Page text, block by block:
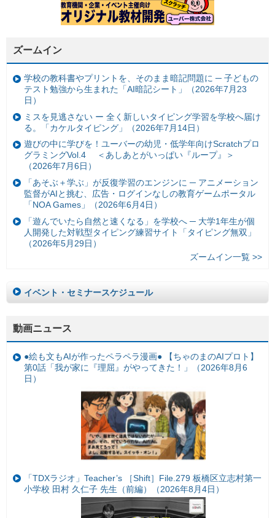
ズームイン
学校の教科書やプリントを、そのまま暗記問題に ─ 子どもの
テスト勉強から生まれた「AI暗記シート」（2026年7月23
日）
ミスを見逃さない ー 全く新しいタイピング学習を学校へ届け
る。「カケルタイピング」（2026年7月14日）
遊びの中に学びを！ユーバーの幼児・低学年向けScratchプロ
グラミングVol.4 ＜あしあとがいっぱい『ループ』＞
（2026年7月6日）
「あそぶ＋学ぶ」が反復学習のエンジンに ─ アニメーション
監督がAIと挑む、広告・ログインなしの教育ゲームポータル
「NOA Games」（2026年6月4日）
「遊んでいたら自然と速くなる」を学校へ ─ 大学1年生が個
人開発した対戦型タイピング練習サイト「タイピング無双」
（2026年5月29日）
ズームイン一覧 >>
イベント・セミナースケジュール
動画ニュース
●絵も文もAIが作ったペラペラ漫画● 【ちゃのまのAIプロト】
第0話「我が家に『理屈』がやってきた！」（2026年8月6
日）
「TDXラジオ」Teacher’s ［Shift］File.279 板橋区立志村第一
小学校 田村 久仁子 先生（前編）（2026年8月4日）